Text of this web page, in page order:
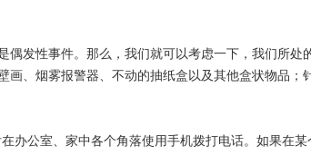
偶发性事件。那么，我们就可以考虑一下，我们所
画、烟雾报警器、不动的抽纸盒以及其他盒状物品
办公室、家中各个角落使用手机拨打电话。如果在